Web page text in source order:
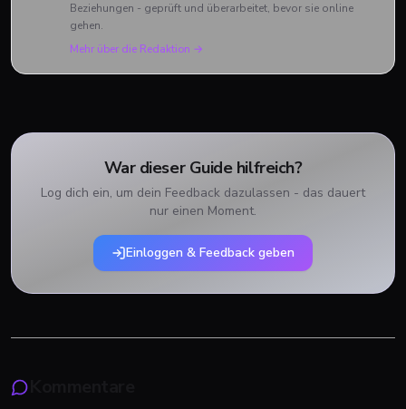
Beziehungen - geprüft und überarbeitet, bevor sie online
gehen.
Mehr über die Redaktion →
War dieser Guide hilfreich?
Log dich ein, um dein Feedback dazulassen - das dauert
nur einen Moment.
Einloggen & Feedback geben